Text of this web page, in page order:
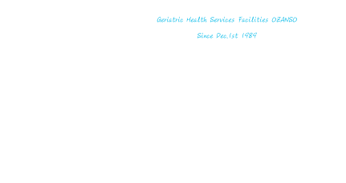
Geriatric Health Services Facilities OZANSO
​​Since Dec.1st 1989